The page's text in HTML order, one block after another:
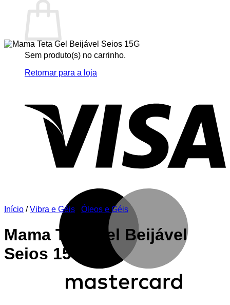
Sem produto(s) no carrinho.
Retornar para a loja
Início / Vibra e Géis Óleos e Géis
Mama Teta Gel Beijável
Seios 15G